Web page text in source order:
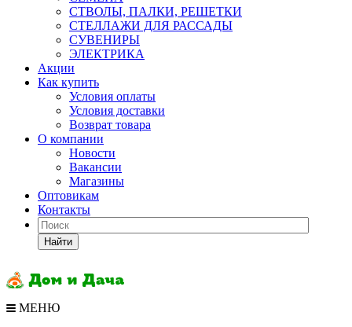
СТВОЛЫ, ПАЛКИ, РЕШЕТКИ
СТЕЛЛАЖИ ДЛЯ РАССАДЫ
СУВЕНИРЫ
ЭЛЕКТРИКА
Акции
Как купить
Условия оплаты
Условия доставки
Возврат товара
О компании
Новости
Вакансии
Магазины
Оптовикам
Контакты
Найти
МЕНЮ